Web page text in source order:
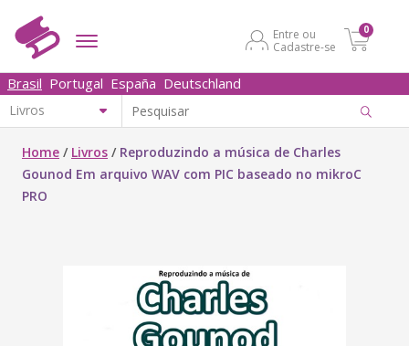
Entre ou
Cadastre-se
0
Brasil Portugal España Deutschland
Home / Livros / Reproduzindo a música de Charles
Gounod Em arquivo WAV com PIC baseado no mikroC
PRO